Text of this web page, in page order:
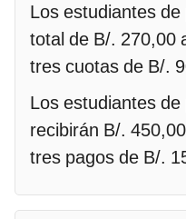
Los estudiantes
total de B/. 270,00
tres cuotas de B/.
Los estudiantes
recibirán B/.
tres pagos de B/.